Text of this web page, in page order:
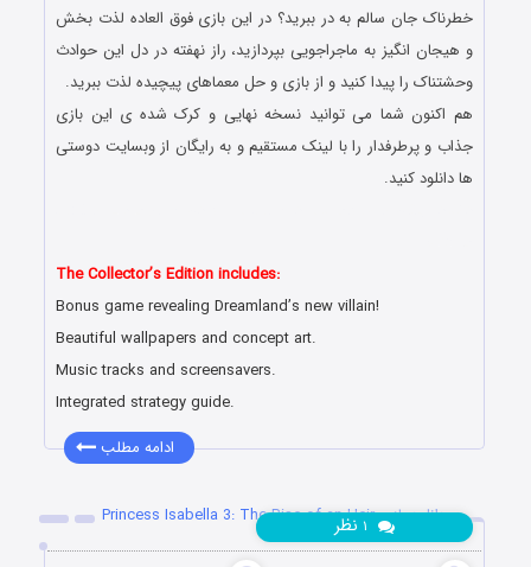
خطرناک جان سالم به در ببرید؟ در این بازی فوق العاده لذت بخش
و هیجان انگیز به ماجراجویی بپردازید، راز نهفته در دل این حوادث
وحشتناک را پیدا کنید و از بازی و حل معماهای پیچیده لذت ببرید.
هم اکنون شما می توانید نسخه نهایی و کرک شده ی این بازی
جذاب و پرطرفدار را با لینک مستقیم و به رایگان از وبسایت دوستی
ها دانلود کنید.
The Collector’s Edition includes:
Bonus game revealing Dreamland’s new villain!
Beautiful wallpapers and concept art.
Music tracks and screensavers.
Integrated strategy guide.
ادامه مطلب
دانلود بازی Princess Isabella 3: The Rise of an Heir نظر